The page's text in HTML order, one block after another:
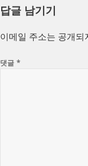
답글 남기기
이메일 주소는 공개되
댓글*